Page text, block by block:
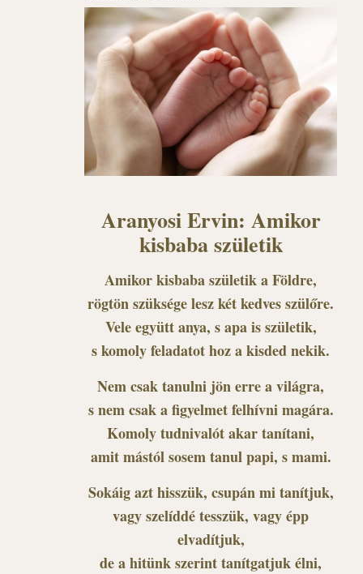
Aranyosi Ervin: Amikor
kisbaba születik
Amikor kisbaba születik a Földre,
rögtön szüksége lesz két kedves szülőre.
Vele együtt anya, s apa is születik,
s komoly feladatot hoz a kisded nekik.
Nem csak tanulni jön erre a világra,
s nem csak a figyelmet felhívni magára.
Komoly tudnivalót akar tanítani,
amit mástól sosem tanul papi, s mami.
Sokáig azt hisszük, csupán mi tanítjuk,
vagy szelíddé tesszük, vagy épp
elvadítjuk,
de a hitünk szerint tanítgatjuk élni,